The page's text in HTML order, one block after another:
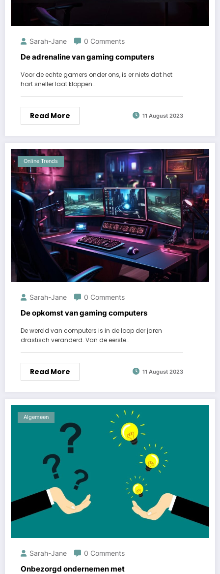
Sarah-Jane 0 Comments
De adrenaline van gaming computers
Voor de echte gamers onder ons, is er niets dat het
hart sneller laat kloppen…
Read More 11 August 2023
Online Trends
Sarah-Jane 0 Comments
De opkomst van gaming computers
De wereld van computers is in de loop der jaren
drastisch veranderd. Van de eerste…
Read More 11 August 2023
Algemeen
Sarah-Jane 0 Comments
Onbezorgd ondernemen met